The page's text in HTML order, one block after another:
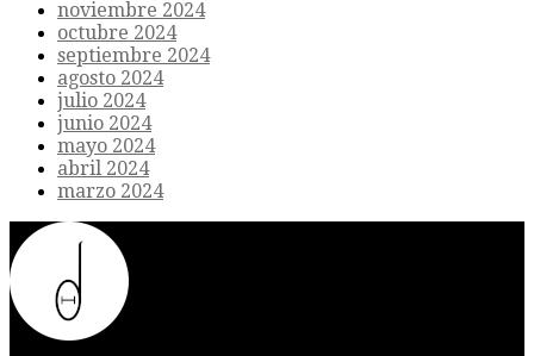
noviembre 2024
octubre 2024
septiembre 2024
agosto 2024
julio 2024
junio 2024
mayo 2024
abril 2024
marzo 2024